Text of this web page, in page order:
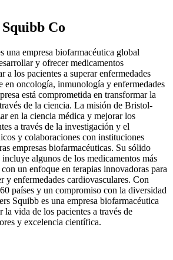
Co
una empresa biofarmacéutica global
y ofrecer medicamentos
a los pacientes a superar enfermedades
en oncología, inmunología y enfermedades
está comprometida en transformar la
de la ciencia. La misión de Bristol-
en la ciencia médica y mejorar los
a través de la investigación y el
y colaboraciones con instituciones
empresas biofarmacéuticas. Su sólido
algunos de los medicamentos más
un enfoque en terapias innovadoras para
y enfermedades cardiovasculares. Con
países y un compromiso con la diversidad
Squibb es una empresa biofarmacéutica
la vida de los pacientes a través de
y excelencia científica.